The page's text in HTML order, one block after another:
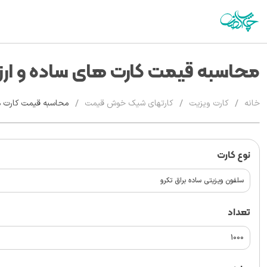
محاسبه قیمت کارت های ساده و
خانه / کارت ویزیت / کارتهای شیک خوش قیمت / محاسبه قیمت کارت
نوع کارت
تعداد